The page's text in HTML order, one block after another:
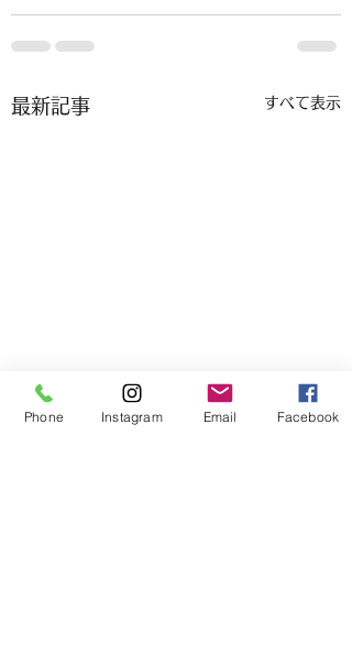
最新記事 すべて表示
Phone Instagram Email Facebook